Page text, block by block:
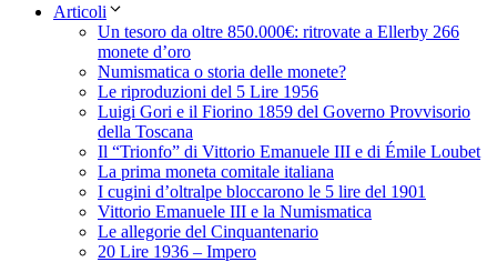
Articoli
Un tesoro da oltre 850.000€: ritrovate a Ellerby 266
monete d’oro
Numismatica o storia delle monete?
Le riproduzioni del 5 Lire 1956
Luigi Gori e il Fiorino 1859 del Governo Provvisorio
della Toscana
Il “Trionfo” di Vittorio Emanuele III e di Émile Loubet
La prima moneta comitale italiana
I cugini d’oltralpe bloccarono le 5 lire del 1901
Vittorio Emanuele III e la Numismatica
Le allegorie del Cinquantenario
20 Lire 1936 – Impero